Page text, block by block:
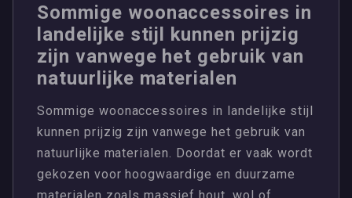
Sommige woonaccessoires in
landelijke stijl kunnen prijzig
zijn vanwege het gebruik van
natuurlijke materialen
Sommige woonaccessoires in landelijke stijl
kunnen prijzig zijn vanwege het gebruik van
natuurlijke materialen. Doordat er vaak wordt
gekozen voor hoogwaardige en duurzame
materialen zoals massief hout, wol of